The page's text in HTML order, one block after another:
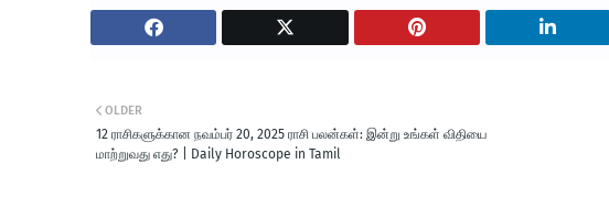
OLDER
12 ராசிகளுக்கான நவம்பர் 20, 2025 ராசி பலன்கள்: இன்று உங்கள் விதியை
மாற்றுவது எது? | Daily Horoscope in Tamil